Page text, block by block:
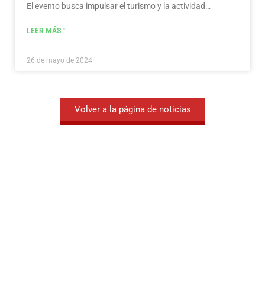
El evento busca impulsar el turismo y la actividad
LEER MÁS "
26 de mayo de 2024
Volver a la página de noticias